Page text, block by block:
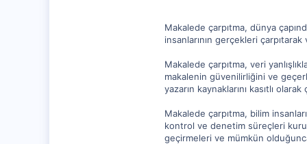
Makalede çarpıtma, dünya
insanlarının gerçekleri
Makalede çarpıtma, veri
makalenin güvenilirliğini ve
yazarın kaynaklarını kasıtlı
Makalede çarpıtma, bilim
kontrol ve denetim süreçleri
geçirmeleri ve mümkün